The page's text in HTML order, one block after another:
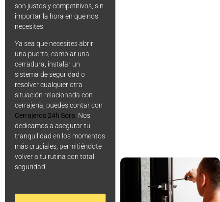
son justos y competitivos, sin
importar la hora en que nos
necesites.
Ya sea que necesites abrir
una puerta, cambiar una
cerradura, instalar un
sistema de seguridad o
resolver cualquier otra
situación relacionada con
cerrajería, puedes contar con
Cerrajeros 24h Sora Nos
dedicamos a asegurar tu
tranquilidad en los momentos
más cruciales, permitiéndote
volver a tu rutina con total
seguridad.